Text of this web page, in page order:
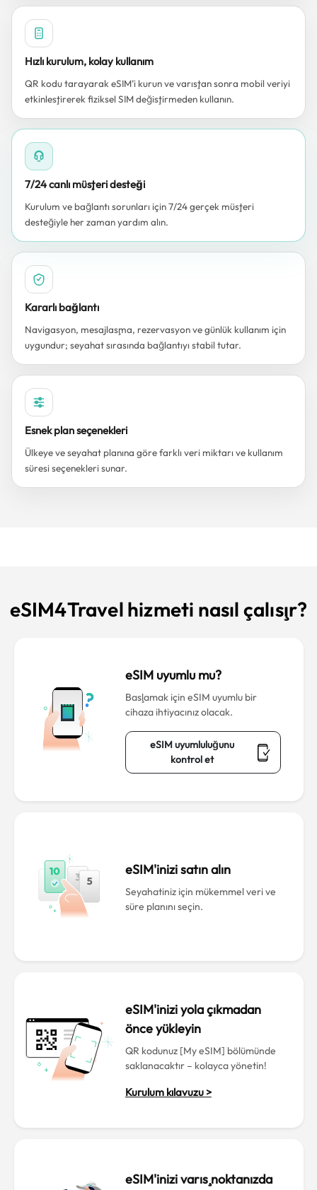
Hızlı kurulum, kolay kullanım
QR kodu tarayarak eSIM’i kurun ve varıştan sonra mobil veriyi
etkinleştirerek fiziksel SIM değiştirmeden kullanın.
7/24 canlı müşteri desteği
Kurulum ve bağlantı sorunları için 7/24 gerçek müşteri
desteğiyle her zaman yardım alın.
Kararlı bağlantı
Navigasyon, mesajlaşma, rezervasyon ve günlük kullanım için
uygundur; seyahat sırasında bağlantıyı stabil tutar.
Esnek plan seçenekleri
Ülkeye ve seyahat planına göre farklı veri miktarı ve kullanım
süresi seçenekleri sunar.
eSIM4Travel hizmeti nasıl çalışır?
eSIM uyumlu mu?
Başlamak için eSIM uyumlu bir
cihaza ihtiyacınız olacak.
eSIM uyumluluğunu
kontrol et
eSIM'inizi satın alın
Seyahatiniz için mükemmel veri ve
süre planını seçin.
eSIM'inizi yola çıkmadan
önce yükleyin
QR kodunuz [My eSIM] bölümünde
saklanacaktır – kolayca yönetin!
Kurulum kılavuzu >
eSIM'inizi varış noktanızda